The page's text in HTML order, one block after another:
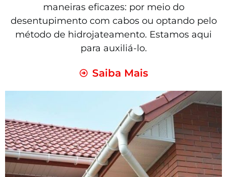
maneiras eficazes: por meio do
desentupimento com cabos ou optando pelo
método de hidrojateamento. Estamos aqui
para auxiliá-lo.
Saiba Mais